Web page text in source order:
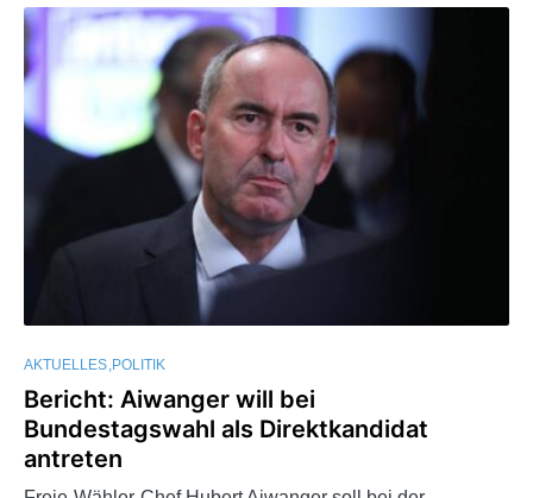
AKTUELLES POLITIK
Bericht: Aiwanger will bei
Bundestagswahl als Direktkandidat
antreten